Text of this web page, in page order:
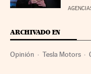
ARCHIVADO EN
Opinión Tesla Motors